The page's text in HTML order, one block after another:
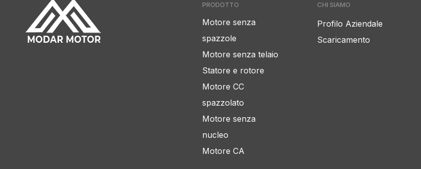
PRODOTTO
Motore senza
spazzole
Motore senza telaio
Statore e rotore
Motore CC
spazzolato
Motore senza
nucleo
Motore CA
CHI SIAMO
Profilo Aziendale
Scaricamento